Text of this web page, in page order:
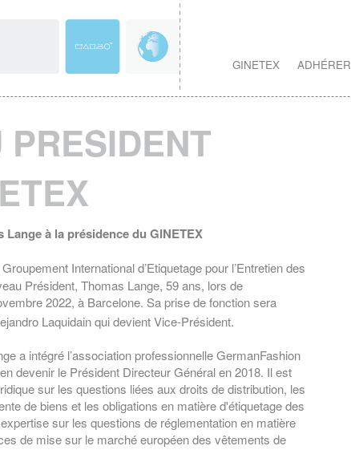
GINETEX ADHÉRER
Lange à la présidence du GINETEX
International d’Etiquetage pour l’Entretien des
Président, Thomas Lange, 59 ans, lors de
2022, à Barcelone. Sa prise de fonction sera
Laquidain qui devient Vice-Président.
a intégré l’association professionnelle GermanFashion
devenir le Président Directeur Général en 2018. Il est
sur les questions liées aux droits de distribution, les
de biens et les obligations en matière d'étiquetage des
sur les questions de réglementation en matière
de mise sur le marché européen des vêtements de